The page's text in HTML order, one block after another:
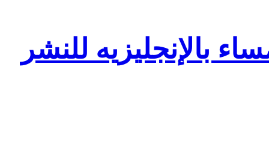
بالإنجليزيه للنشر